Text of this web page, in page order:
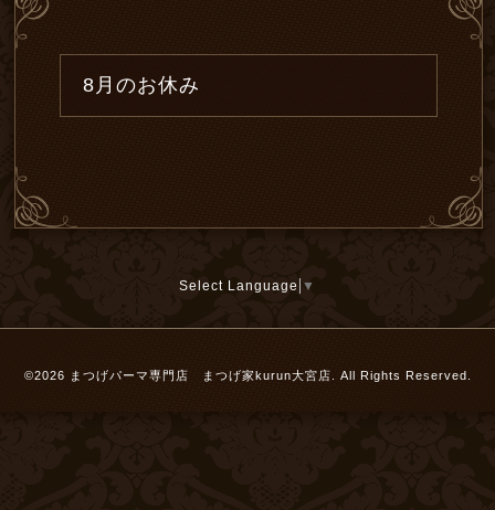
8月のお休み
Select Language ▼
©2026 まつげパーマ専門店 まつげ家kurun大宮店 . All Rights Reserved.